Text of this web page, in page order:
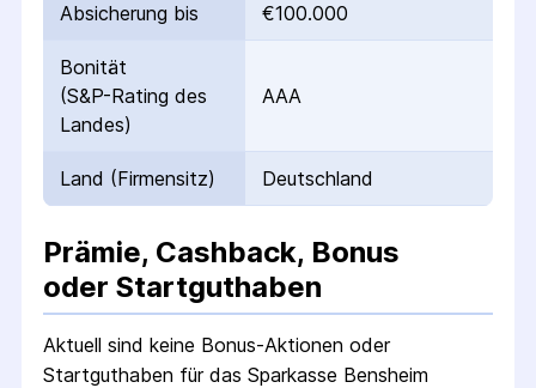
Absicherung bis €100.000
Bonität
(S&P-Rating des
Landes)
AAA
Land (Firmensitz) Deutschland
Prämie, Cashback, Bonus
oder Startguthaben
Aktuell sind keine Bonus-Aktionen oder
Startguthaben für das Sparkasse Bensheim